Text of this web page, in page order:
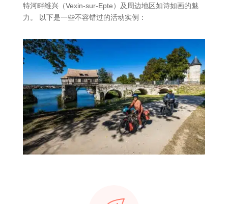
特河畔维兴（Vexin-sur-Epte）及周边地区如诗如画的魅
力。 以下是一些不容错过的活动实例：